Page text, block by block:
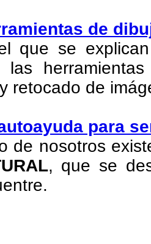
de
que se
las
retocado de
para
de nosotros
, que se